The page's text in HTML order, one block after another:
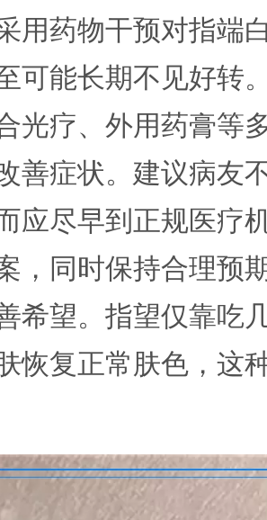
用药物干预对指端
可能长期不见好转
光疗、外用药膏等
善症状。建议病友
应尽早到正规医疗
，同时保持合理预
希望。指望仅靠吃
恢复正常肤色，这